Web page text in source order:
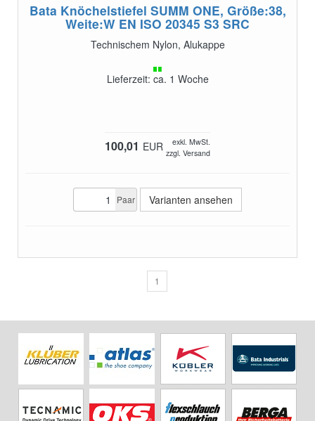
Bata Knöchelstiefel SUMM ONE, Größe:38,
Weite:W EN ISO 20345 S3 SRC
Technischem Nylon, Alukappe
Lieferzeit: ca. 1 Woche
100,01 EUR
exkl. MwSt.
zzgl. Versand
Paar Varianten ansehen
1